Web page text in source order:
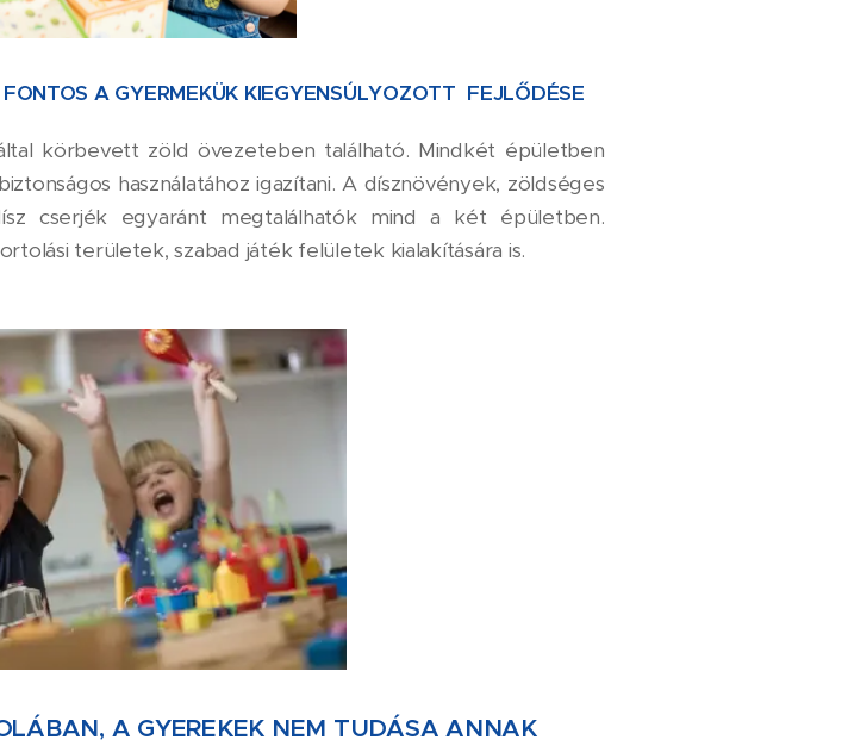
A GYERMEKÜK KIEGYENSÚLYOZOTT FEJLŐDÉSE
körbevett zöld övezeteben található. Mindkét épületben
használatához igazítani. A dísznövények, zöldséges
cserjék egyaránt megtalálhatók mind a két épületben.
területek, szabad játék felületek kialakítására is.
A GYEREKEK NEM TUDÁSA ANNAK